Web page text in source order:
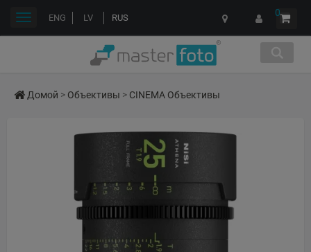
ENG LV RUS 0
Переключить
Домой > Объективы > CINEMA Объективы